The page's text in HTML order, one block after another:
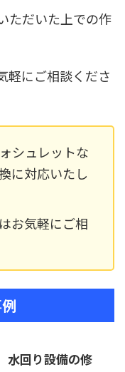
ただいた上での作
軽にご相談くださ
シュレットな
に対応いたし
お気軽にご相
水回り設備の修